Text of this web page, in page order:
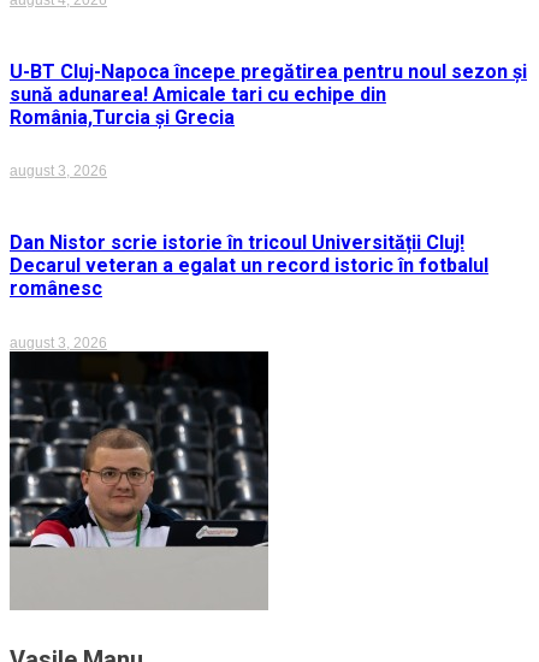
U-BT Cluj-Napoca începe pregătirea pentru noul sezon și
sună adunarea! Amicale tari cu echipe din
România,Turcia și Grecia
august 3, 2026
Dan Nistor scrie istorie în tricoul Universității Cluj!
Decarul veteran a egalat un record istoric în fotbalul
românesc
august 3, 2026